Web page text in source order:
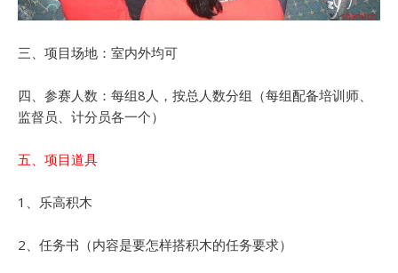
三、项目场地：室内外均可
四、参赛人数：每组8人，按总人数分组（每组配备培训师、
监督员、计分员各一个）
五、项目道具
1、乐高积木
2、任务书（内容是要怎样搭积木的任务要求）